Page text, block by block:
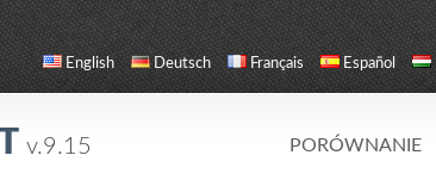
English Deutsch Français Español
v.9.15 PORÓWNANIE